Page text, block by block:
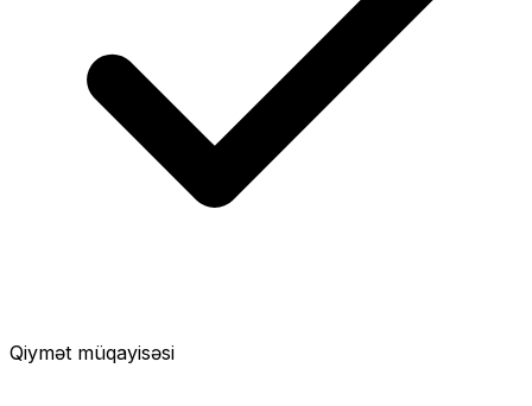
Qiymət müqayisəsi